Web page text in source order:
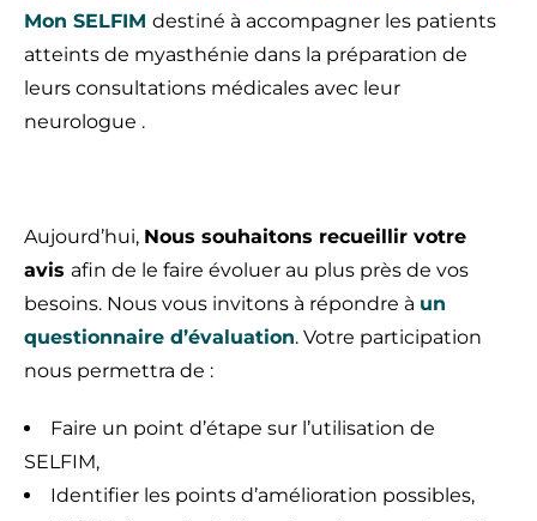
Mon SELFIM destiné à accompagner les patients
atteints de myasthénie dans la préparation de
leurs consultations médicales avec leur
neurologue .
Aujourd’hui, Nous souhaitons recueillir votre
avis afin de le faire évoluer au plus près de vos
besoins. Nous vous invitons à répondre à un
questionnaire d’évaluation. Votre participation
nous permettra de :
Faire un point d’étape sur l’utilisation de
SELFIM,
Identifier les points d’amélioration possibles,